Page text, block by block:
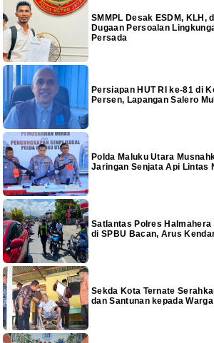
SMMPL Desak ESDM, KLH,
Dugaan Persoalan
Persada
Persiapan HUT RI ke-81 di
Persen, Lapangan Salero
Polda Maluku Utara
Jaringan Senjata Api Lintas
Satlantas Polres
di SPBU Bacan, Arus
Sekda Kota Ternate
dan Santunan kepada